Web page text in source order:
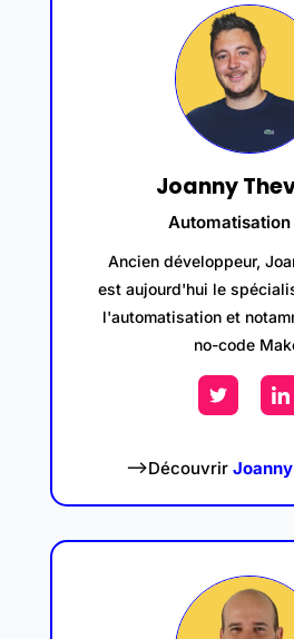
Joanny
Automatisation
Ancien développeur,
est aujourd'hui le
l'automatisation et
no-code
–>Découvrir